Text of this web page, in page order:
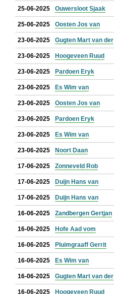
25-06-2025 Ouwersloot Sjaak
25-06-2025 Oosten Jos van
23-06-2025 Gugten Mart van der
23-06-2025 Hoogeveen Ruud
23-06-2025 Pardoen Eryk
23-06-2025 Es Wim van
23-06-2025 Oosten Jos van
23-06-2025 Pardoen Eryk
23-06-2025 Es Wim van
23-06-2025 Noort Daan
17-06-2025 Zonneveld Rob
17-06-2025 Duijn Hans van
17-06-2025 Duijn Hans van
16-06-2025 Zandbergen Gertjan
16-06-2025 Hofe Aad vom
16-06-2025 Pluimgraaff Gerrit
16-06-2025 Es Wim van
16-06-2025 Gugten Mart van der
16-06-2025 Hoogeveen Ruud